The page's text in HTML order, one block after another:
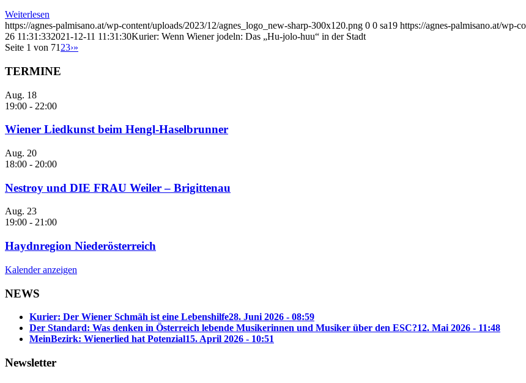
Weiterlesen
https://agnes-palmisano.at/wp-content/uploads/2023/12/agnes_logo_new-sharp-300x120.png 0 0 sa19 https://agnes-palmisano.at/wp-
26 11:31:332021-12-11 11:31:30Kurier: Wenn Wiener jodeln: Das „Hu-jolo-huu“ in der Stadt
Seite 1 von 71 23›»
TERMINE
Aug. 18
19:00 - 22:00
Wiener Liedkunst beim Hengl-Haselbrunner
Aug. 20
18:00 - 20:00
Nestroy und DIE FRAU Weiler – Brigittenau
Aug. 23
19:00 - 21:00
Haydnregion Niederösterreich
Kalender anzeigen
NEWS
Kurier: Der Wiener Schmäh ist eine Lebenshilfe28. Juni 2026 - 08:59
Der Standard: Was denken in Österreich lebende Musikerinnen und Musiker über den ESC?12. Mai 2026 - 11:48
MeinBezirk: Wienerlied hat Potenzial15. April 2026 - 10:51
Newsletter